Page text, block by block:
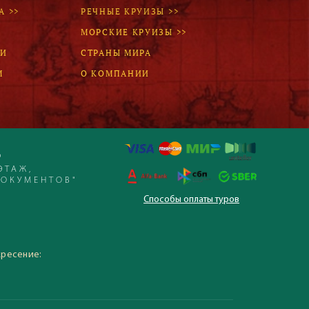
Наш девиз – «продаём то, что
видели сами». Наши
менеджеры проводят
регулярные инспекции отелей,
посещают семинары и
рекламные туры.
Мы проверяем
Мы не продаём туры он-лайн.
Сначала наш менеджер
указанной цене и только после
>>
РЕЧНЫЕ КРУИЗЫ >>
МОРСКИЕ КРУИЗЫ >>
СТРАНЫ МИРА
О КОМПАНИИ
Способы оплаты туров